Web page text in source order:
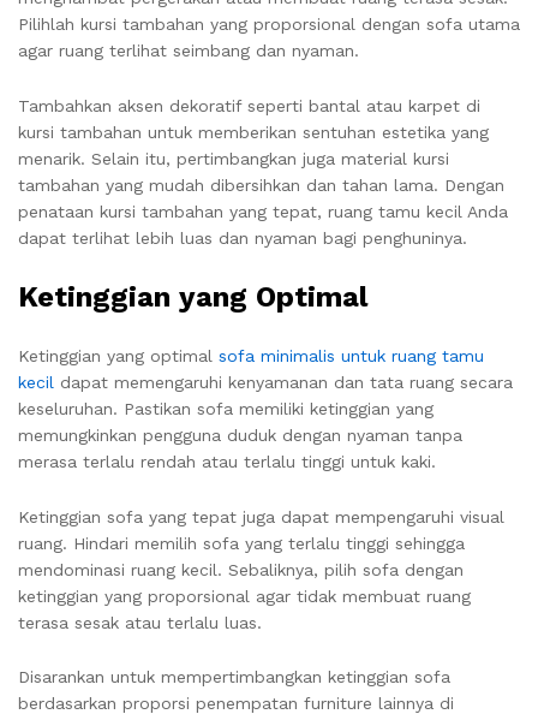
Pilihlah kursi tambahan yang proporsional dengan sofa utama
agar ruang terlihat seimbang dan nyaman.
Tambahkan aksen dekoratif seperti bantal atau karpet di
kursi tambahan untuk memberikan sentuhan estetika yang
menarik. Selain itu, pertimbangkan juga material kursi
tambahan yang mudah dibersihkan dan tahan lama. Dengan
penataan kursi tambahan yang tepat, ruang tamu kecil Anda
dapat terlihat lebih luas dan nyaman bagi penghuninya.
Ketinggian yang Optimal
Ketinggian yang optimal sofa minimalis untuk ruang tamu
kecil dapat memengaruhi kenyamanan dan tata ruang secara
keseluruhan. Pastikan sofa memiliki ketinggian yang
memungkinkan pengguna duduk dengan nyaman tanpa
merasa terlalu rendah atau terlalu tinggi untuk kaki.
Ketinggian sofa yang tepat juga dapat mempengaruhi visual
ruang. Hindari memilih sofa yang terlalu tinggi sehingga
mendominasi ruang kecil. Sebaliknya, pilih sofa dengan
ketinggian yang proporsional agar tidak membuat ruang
terasa sesak atau terlalu luas.
Disarankan untuk mempertimbangkan ketinggian sofa
berdasarkan proporsi penempatan furniture lainnya di